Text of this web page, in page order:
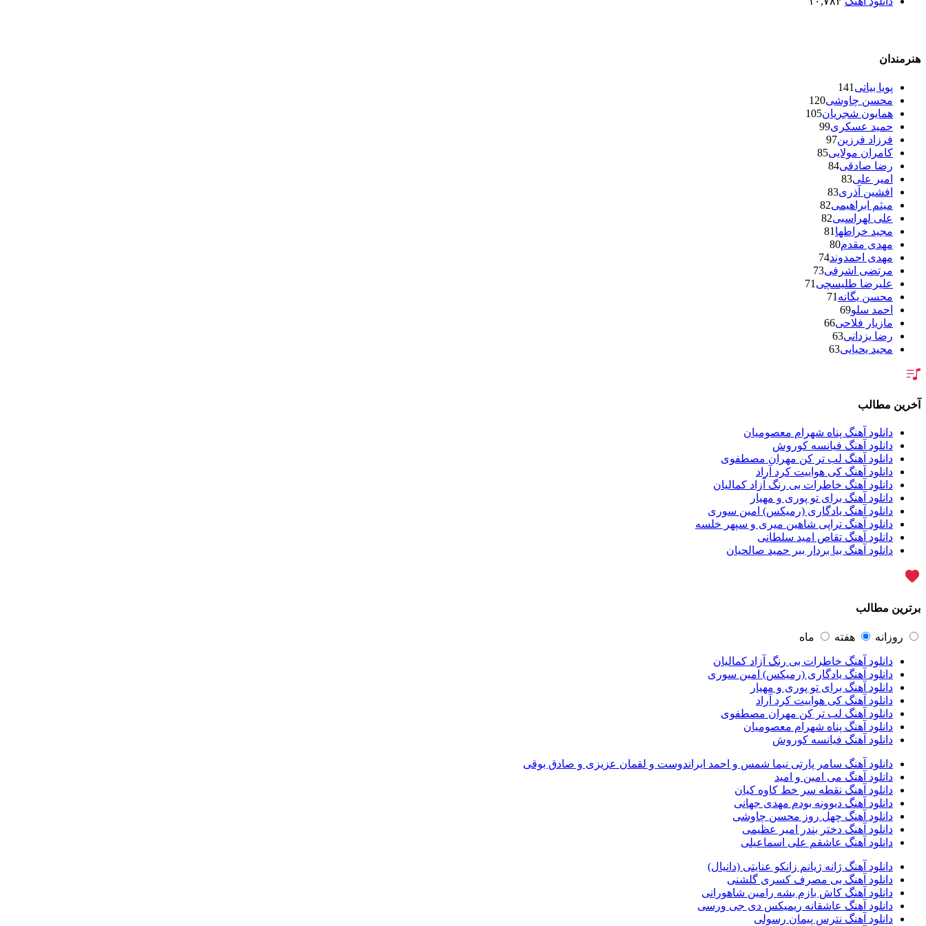
هنرمندان
پویا بیاتی 141
محسن چاوشی120
همایون شجریان105
حمید عسکری99
فرزاد فرزین97
کامران مولایی85
رضا صادقی84
امیر علی83
افشین آذری83
میثم ابراهیمی82
علی لهراسبی82
مجید خراطها 81
مهدی مقدم80
مهدی احمدوند74
مرتضی اشرفی73
علیرضا طلیسچی 71
محسن یگانه 71
احمد سلو69
مازیار فلاحی66
رضا یزدانی63
مجید یحیایی63
فریدون آسرایی
محسن ابراهیم زاده
سامان جلیلی54
حجت اشرف زاده54
پازل بند54
بهنام علمشاهی54
امید جهان52
علی عبدالمالکی50
احسان خواجه امیری50
محمد علیزاده50
محسن یاحقی46
علیرضا قربانی45
ماکان بند45
عماد طالب زاده
مسعود صادقلو42
مهدی جهانی39
احمد سعیدی39
امین فیاض39
حامد همایون38
بهنام صفوی38
شادمهر عقیلی37
پیوند36
36
رضا شیری36
علی زند وکیلی35
علی عباسی33
علی زارعی33
علی ارشدی33
سینا شعبانخانی32
سیامک عباسی32
حمید هیراد
32
شهرام شکوهی32
امین رستمی31
احمد صفایی31
یاسر محمودی31
آخرین مطالب
دانلود آهنگ پناه شهرام معصومیان
دانلود آهنگ فیانسه کوروش
دانلود آهنگ لب تر کن مهران مصطفوی
دانلود آهنگ کی هواییت کرد آراد
دانلود آهنگ خاطرات بی رنگ آزاد کمالیان
دانلود آهنگ برای تو پوری و مهیار
دانلود آهنگ یادگاری (رمیکس) امین سوری
دانلود آهنگ تراپی شاهین میری و سپهر خلسه
دانلود آهنگ تقاص امید سلطانی
دانلود آهنگ بیا بردار ببر حمید صالحیان
برترین مطالب
روزانه هفته ماه
دانلود آهنگ خاطرات بی رنگ آزاد کمالیان
دانلود آهنگ یادگاری (رمیکس) امین سوری
دانلود آهنگ برای تو پوری و مهیار
دانلود آهنگ کی هواییت کرد آراد
دانلود آهنگ لب تر کن مهران مصطفوی
دانلود آهنگ پناه شهرام معصومیان
دانلود آهنگ فیانسه کوروش
دانلود آهنگ سامر پارتی نیما شمس و احمد ایراندوست و لقمان عزیزی و صادق بوقی
دانلود آهنگ می امین و امید
دانلود آهنگ نقطه سر خط کاوه کیان
دانلود آهنگ دیوونه بودم مهدی جهانی
دانلود آهنگ چهل روز محسن چاوشی
دانلود آهنگ دختر بندر امیر عظیمی
دانلود آهنگ عاشقم علی اسماعیلی
دانلود آهنگ ژانه ژیانم زانکو عنایتی (دانیال)
دانلود آهنگ بی مصرف کسری گلشنی
دانلود آهنگ کاش بازم بشه رامین شاهورانی
دانلود آهنگ عاشقانه ریمیکس دی جی ورسی
دانلود آهنگ نترس پیمان رسولی